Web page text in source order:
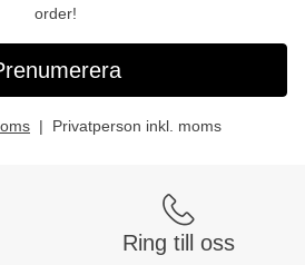
order!
Privatperson inkl. moms
Ring till oss